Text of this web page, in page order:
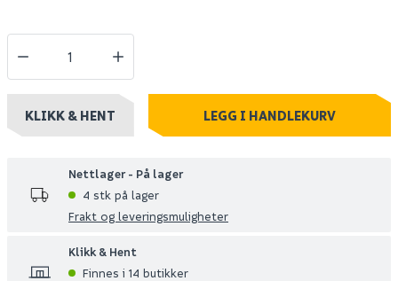
KLIKK & HENT LEGG I HANDLEKURV
Nettlager - På lager
4 stk på lager
Frakt og leveringsmuligheter
Klikk & Hent
Finnes i 14 butikker